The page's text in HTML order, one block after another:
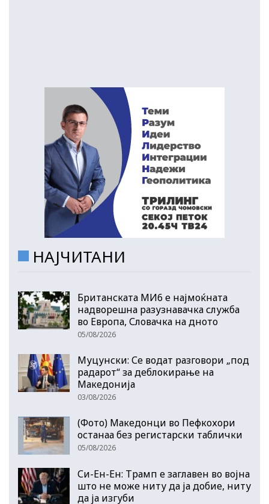
НАЈЧИТАНИ
Британската МИ6 е најмоќната
надворешна разузнавачка служба
во Европа, Словачка на дното
05/08/2026
Муцунски: Се водат разговори „под
радарот“ за деблокирање на
Македонија
03/08/2026
(Фото) Македонци во Пефкохори
останаа без регистарски таблички
05/08/2026
Си-Ен-Ен: Трамп е заглавен во војна
што не може ниту да ја добие, ниту
да ја изгуби